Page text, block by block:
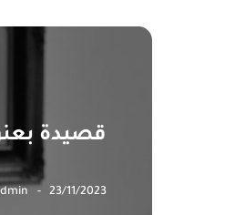
قصيدة
23/11/2023